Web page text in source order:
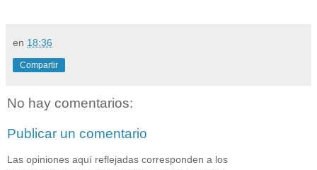
en 18:36
Compartir
No hay comentarios:
Publicar un comentario
Las opiniones aquí reflejadas corresponden a los